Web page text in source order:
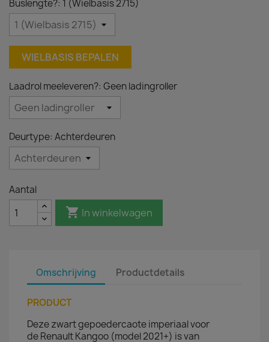
Buslengte?: 1 (Wielbasis 2715)
WIELBASIS BEPALEN
Laadrol meeleveren?: Geen ladingroller
Deurtype: Achterdeuren
Aantal
 In winkelwagen
Omschrijving Productdetails
PRODUCT
Deze zwart gepoedercaote imperiaal voor
de Renault Kangoo (model 2021+) is van